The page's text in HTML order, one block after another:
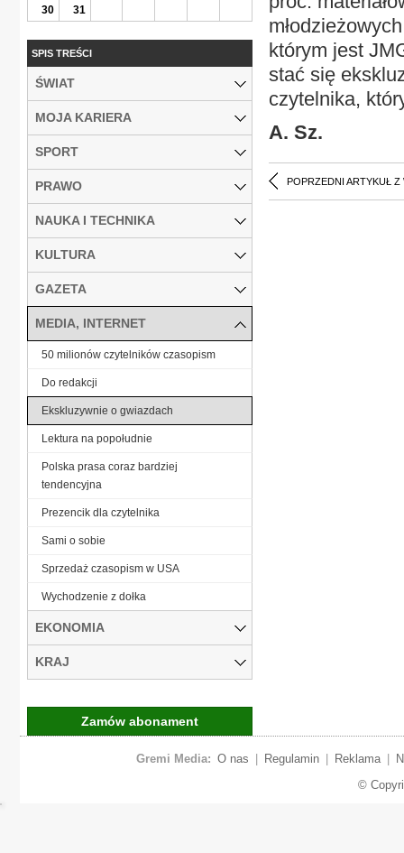
którym jest
stać się
czytelnika,
A. Sz.
POPRZEDNI ARTYKUŁ Z
30
31
SPIS TREŚCI
ŚWIAT
MOJA KARIERA
SPORT
PRAWO
NAUKA I TECHNIKA
KULTURA
GAZETA
MEDIA, INTERNET
50 milionów czytelników czasopism
Do redakcji
Ekskluzywnie o gwiazdach
Lektura na popołudnie
Polska prasa coraz bardziej
tendencyjna
Prezencik dla czytelnika
Sami o sobie
Sprzedaż czasopism w USA
Wychodzenie z dołka
EKONOMIA
KRAJ
Zamów abonament
Gremi Media: O nas Regulamin Reklama
©